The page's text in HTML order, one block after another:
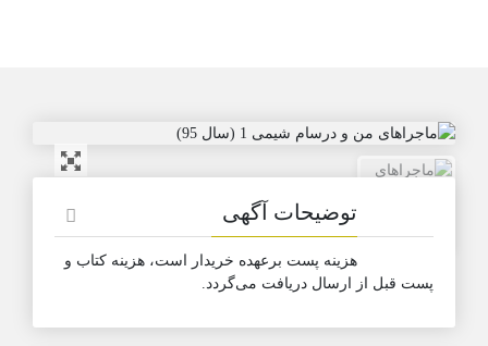
توضیحات آگهی
هزینه پست برعهده خریدار است، هزینه کتاب و
پست قبل از ارسال دریافت می‌گردد.